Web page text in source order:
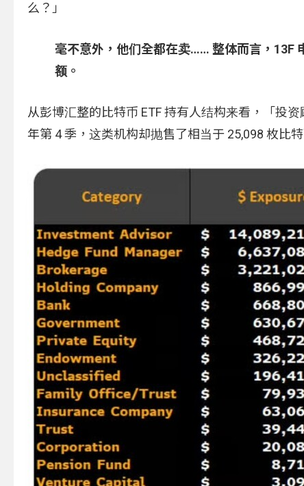
么？」
毫不意外，他们全都在卖…… 整体而言，13F
额。
从彭博汇整的比特币 ETF 持有人结构来看，「投
年第 4 季，这类机构却抛售了相当于 25,098 枚比特